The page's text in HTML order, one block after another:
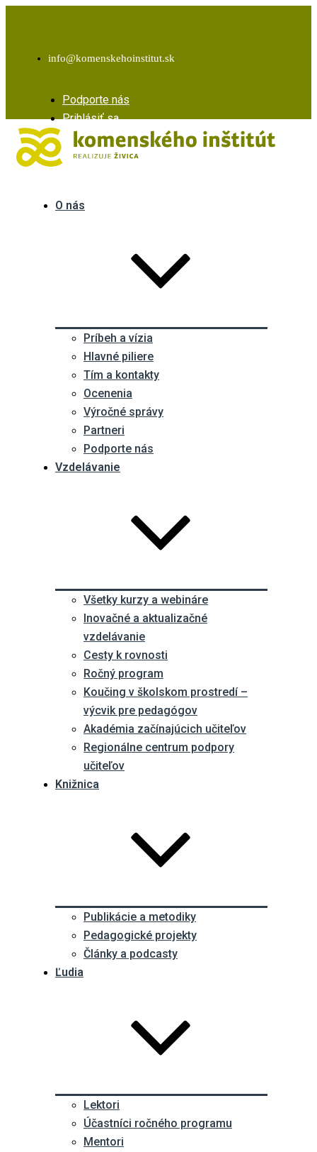
info@komenskehoinstitut.sk
Podporte nás
Prihlásiť sa
O nás
Príbeh a vízia
Hlavné piliere
Tím a kontakty
Ocenenia
Výročné správy
Partneri
Podporte nás
Vzdelávanie
Všetky kurzy a webináre
Inovačné a aktualizačné
vzdelávanie
Cesty k rovnosti
Ročný program
Koučing v školskom prostredí –
výcvik pre pedagógov
Akadémia začínajúcich učiteľov
Regionálne centrum podpory
učiteľov
Knižnica
Publikácie a metodiky
Pedagogické projekty
Články a podcasty
Ľudia
Lektori
Účastníci ročného programu
Mentori